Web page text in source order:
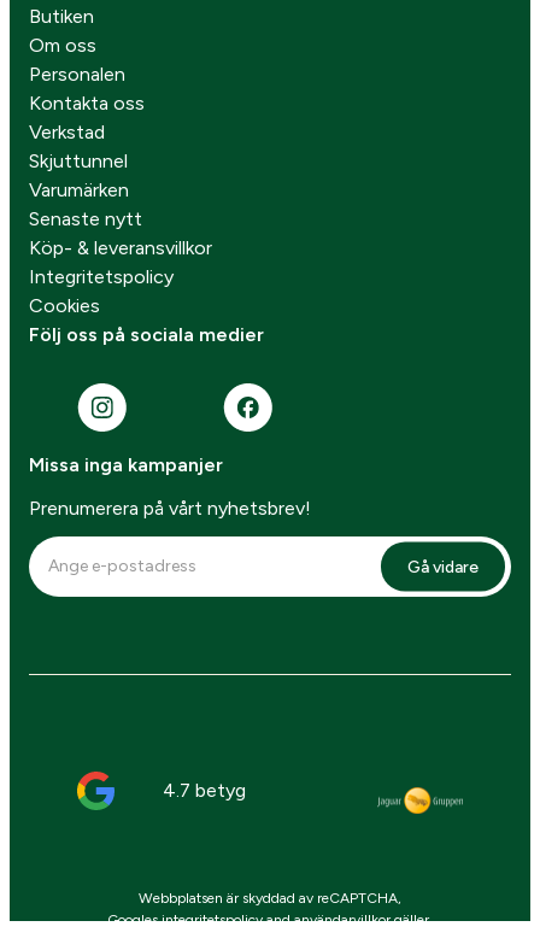
Butiken
Om oss
Personalen
Kontakta oss
Verkstad
Skjuttunnel
Varumärken
Senaste nytt
Köp- & leveransvillkor
Integritetspolicy
Cookies
Följ oss på sociala medier
Missa inga kampanjer
Prenumerera på vårt nyhetsbrev!
Gå vidare
4.7 betyg
Webbplatsen är skyddad av reCAPTCHA,
Googlesintegritetspolicyandanvändarvillkorgäller.